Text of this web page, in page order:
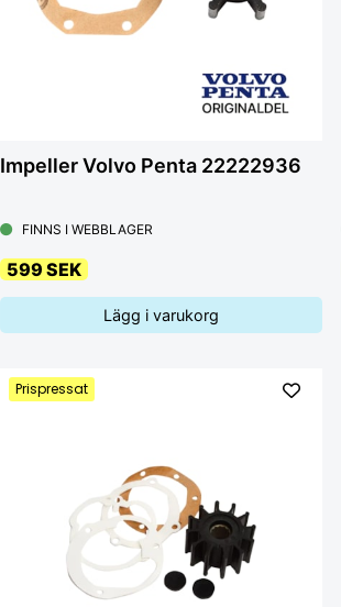
Impeller Volvo Penta 22222936
FINNS I WEBBLAGER
599 SEK
Lägg i varukorg
Prispressat